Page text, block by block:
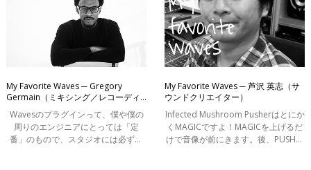
My Favorite Waves ─ Gregory
Germain（ミキシング／レコーディ
ングエンジニア）
Wavesのプラグインって、僕や僕の
周りのエンジニアにとっては「定
番」のもので、スタジオには必ず入
My Favorite Waves ─ 芦沢 英志（サ
ウンドクリエイター）
Infected Mushroom Pusherはとにか
くMAGICですよ！MAGICを上げるだ
けで音像が前にきます。後、PUSHで